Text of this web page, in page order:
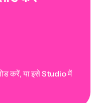
करें, या इसे Studio में